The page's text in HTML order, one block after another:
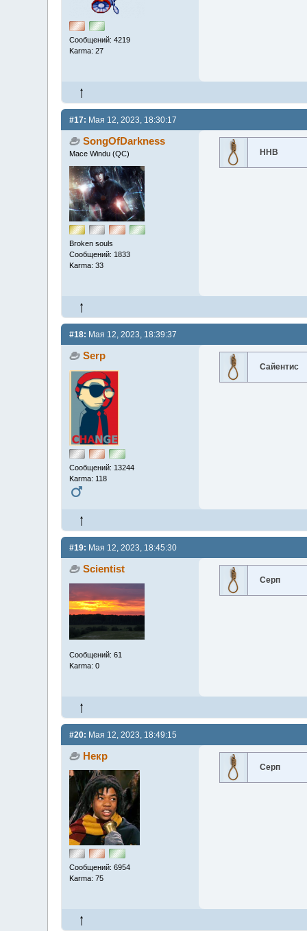
Сообщений: 4219
Karma: 27
#17: Мая 12, 2023, 18:30:17
SongOfDarkness
Mace Windu (QC)
Broken souls
Сообщений: 1833
Karma: 33
ННВ
#18: Мая 12, 2023, 18:39:37
Serp
Сообщений: 13244
Karma: 118
Сайентис
#19: Мая 12, 2023, 18:45:30
Scientist
Сообщений: 61
Karma: 0
Серп
#20: Мая 12, 2023, 18:49:15
Некр
Сообщений: 6954
Karma: 75
Серп